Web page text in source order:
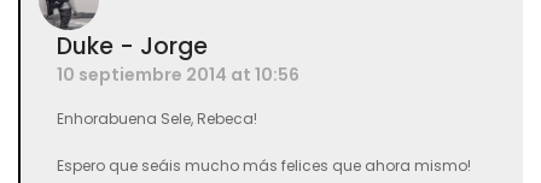
Duke - Jorge
10 septiembre 2014 at 10:56
Enhorabuena Sele, Rebeca!
Espero que seáis mucho más felices que ahora mismo!